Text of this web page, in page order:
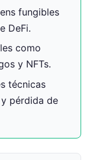
fungibles
DeFi.
como
y NFTs.
técnicas
pérdida de